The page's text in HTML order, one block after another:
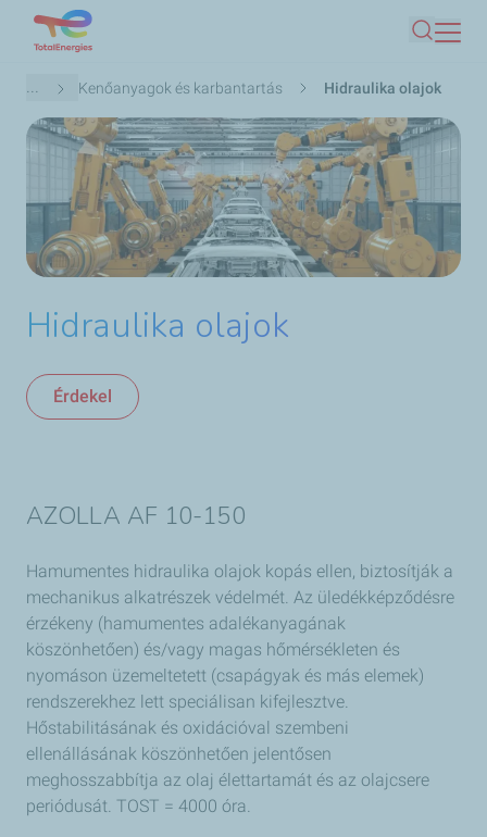
tartalomra
Keresés
Morzsa
... Kenőanyagok és karbantartás Hidraulika olajok
Hidraulika olajok
Érdekel
AZOLLA AF 10-150
Hamumentes hidraulika olajok kopás ellen, biztosítják a
mechanikus alkatrészek védelmét. Az üledékképződésre
érzékeny (hamumentes adalékanyagának
köszönhetően) és/vagy magas hőmérsékleten és
nyomáson üzemeltetett (csapágyak és más elemek)
rendszerekhez lett speciálisan kifejlesztve.
Hőstabilitásának és oxidációval szembeni
ellenállásának köszönhetően jelentősen
meghosszabbítja az olaj élettartamát és az olajcsere
periódusát. TOST = 4000 óra.